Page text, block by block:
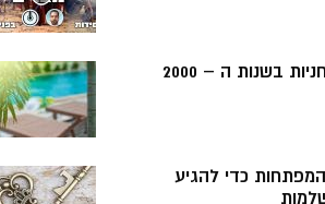
בשנות ה – 2000
5 המפתחות כדי להגיע